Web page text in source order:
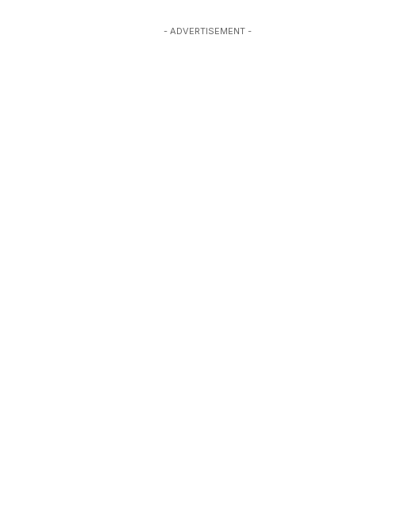
- ADVERTISEMENT -